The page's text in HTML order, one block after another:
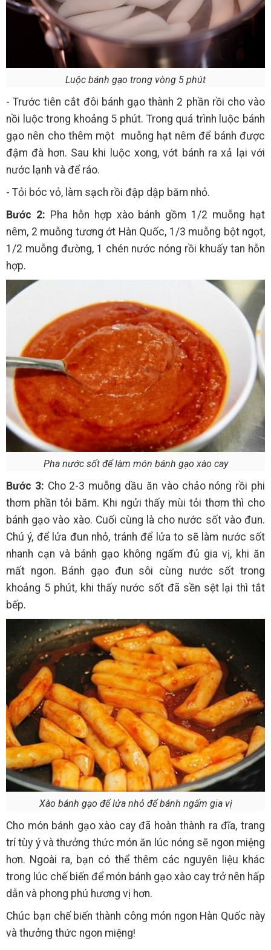
Luộc bánh gạo trong vòng 5 phút
- Trước tiên cắt đôi bánh gạo thành 2 phần rồi cho vào
nồi luộc trong khoảng 5 phút. Trong quá trình luộc bánh
gạo nên cho thêm một muỗng hạt nêm để bánh được
đậm đà hơn. Sau khi luộc xong, vớt bánh ra xả lại với
nước lạnh và để ráo.
- Tỏi bóc vỏ, làm sạch rồi đập dập băm nhỏ.
Bước 2: Pha hỗn hợp xào bánh gồm 1/2 muỗng hạt
nêm, 2 muỗng tương ớt Hàn Quốc, 1/3 muỗng bột ngọt,
1/2 muỗng đường, 1 chén nước nóng rồi khuấy tan hỗn
hợp.
Pha nước sốt để làm món bánh gạo xào cay
Bước 3: Cho 2-3 muỗng dầu ăn vào chảo nóng rồi phi
thơm phần tỏi băm. Khi ngửi thấy mùi tỏi thơm thì cho
bánh gạo vào xào. Cuối cùng là cho nước sốt vào đun.
Chú ý, để lửa đun nhỏ, tránh để lửa to sẽ làm nước sốt
nhanh cạn và bánh gạo không ngấm đủ gia vị, khi ăn
mất ngon. Bánh gạo đun sôi cùng nước sốt trong
khoảng 5 phút, khi thấy nước sốt đã sền sệt lại thì tắt
bếp.
Xào bánh gạo để lửa nhỏ để bánh ngấm gia vị
Cho món bánh gạo xào cay đã hoàn thành ra đĩa, trang
trí tùy ý và thưởng thức món ăn lúc nóng sẽ ngon miệng
hơn. Ngoài ra, bạn có thể thêm các nguyên liệu khác
trong lúc chế biến để món bánh gạo xào cay trở nên hấp
dẫn và phong phú hương vị hơn.
Chúc bạn chế biến thành công món ngon Hàn Quốc này
và thưởng thức ngon miệng!